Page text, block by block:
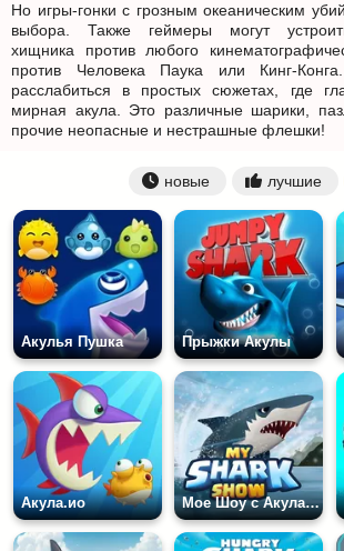
Но игры-гонки с грозным океаническим
выбора. Также геймеры могут
хищника против любого
против Человека Паука или Кинг-
расслабиться в простых сюжетах, где
мирная акула. Это различные шарики,
прочие неопасные и нестрашные флешки!
новые лучшие
Акулья Пушка Прыжки Акулы
Акула.ио Мое Шоу с Акулами